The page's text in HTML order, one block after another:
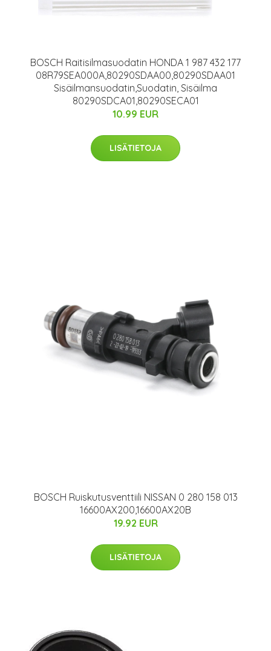
BOSCH Raitisilmasuodatin HONDA 1 987 432 177
08R79SEA000A,80290SDAA00,80290SDAA01
Sisäilmansuodatin,Suodatin, Sisäilma
80290SDCA01,80290SECA01
10.99 EUR
LISÄTIETOJA
BOSCH Ruiskutusventtiili NISSAN 0 280 158 013
16600AX200,16600AX20B
19.92 EUR
LISÄTIETOJA